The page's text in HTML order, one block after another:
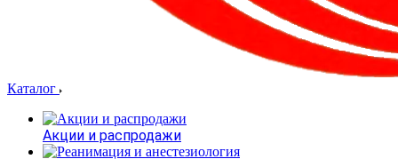
Каталог
Акции и распродажи